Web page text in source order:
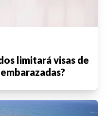
limitará visas de